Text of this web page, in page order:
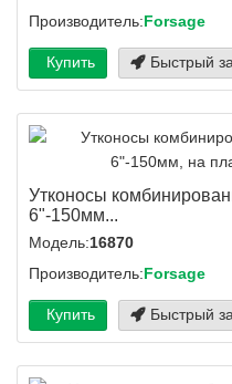
Производитель:Forsage
Купить Быстрый
Утконосы
6"-150мм...
Модель:16870
Производитель:Forsage
Купить Быстрый